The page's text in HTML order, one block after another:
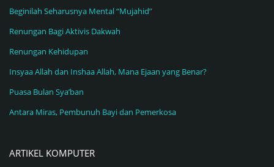
Beginilah Seharusnya Mental “Mujahid”
Renungan Bagi Aktivis Dakwah
Renungan Kehidupan
Insyaa Allah dan Inshaa Allah, Mana Ejaan yang Benar?
Puasa Bulan Sya’ban
Antara Miras, Pembunuh Bayi dan Pemerkosa
ARTIKEL KOMPUTER